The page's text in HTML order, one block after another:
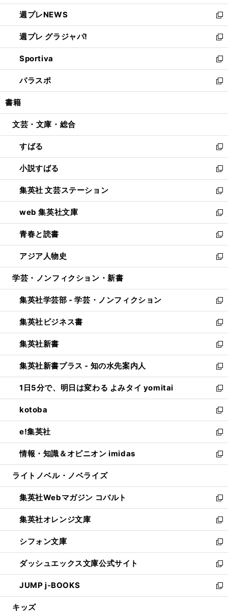
開
く
ウ
で
開
く
ン
ド
ウ
で
開
く
し
い
ウ
ィ
ン
ド
ウ
で
開
週プレNEWS
新
し
い
ウ
ィ
ン
ド
ウ
開
週プレ グラジャパ!
新
し
い
ウ
ィ
ン
ウ
開
く
Sportiva
新
し
い
ウ
ン
ウ
で
開
く
パラスポ
新
し
ウ
ン
ド
ウ
で
開
く
書籍
文芸・文庫・総合
すばる
新
し
い
ウ
ィ
ン
ド
ウ
で
開
く
小説すばる
新
し
い
ウ
ィ
ン
ド
ウ
で
開
集英社 文芸ステーション
新
し
い
ウ
ィ
ン
ド
ウ
開
く
web 集英社文庫
新
し
い
ウ
ィ
ン
ウ
で
開
く
青春と読書
新
し
い
ウ
ン
ド
ウ
で
開
く
アジア人物史
新
し
ウ
ィ
ン
ド
ウ
で
開
く
学芸・ノンフィクション・新書
集英社学芸部 - 学芸・ノンフィクション
新
し
い
ウ
ィ
ン
ド
ウ
で
開
く
集英社ビジネス書
新
し
い
ウ
ィ
ン
ド
ウ
で
開
く
集英社新書
新
し
い
ウ
ィ
ン
ド
ウ
で
開
く
集英社新書プラス - 知の水先案内人
新
し
い
ウ
ィ
ン
ド
ウ
で
開
1日5分で、明日は変わる よみタイ yomitai
新
し
い
ウ
ィ
ン
ド
ウ
開
く
kotoba
新
し
い
ウ
ィ
ン
ウ
で
開
く
e!集英社
新
し
い
ウ
ン
ド
ウ
で
開
く
情報・知識＆オピニオン imidas
新
し
ウ
ィ
ン
ド
ウ
で
開
く
ライトノベル・ノベライズ
集英社Webマガジン コバルト
新
し
い
ウ
ィ
ン
ド
ウ
で
開
集英社オレンジ文庫
新
し
い
ウ
ィ
ン
ド
ウ
シフォン文庫
新
し
い
ウ
ィ
ン
ダッシュエックス文庫公式サイト
新
し
い
ウ
JUMP j-BOOKS
新
し
キッズ